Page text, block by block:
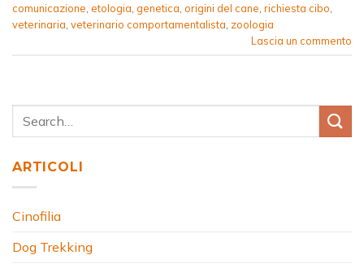
comunicazione etologia genetica origini del cane richiesta cibo
veterinaria veterinario comportamentalista zoologia
Lascia un commento
ARTICOLI
Cinofilia
Dog Trekking